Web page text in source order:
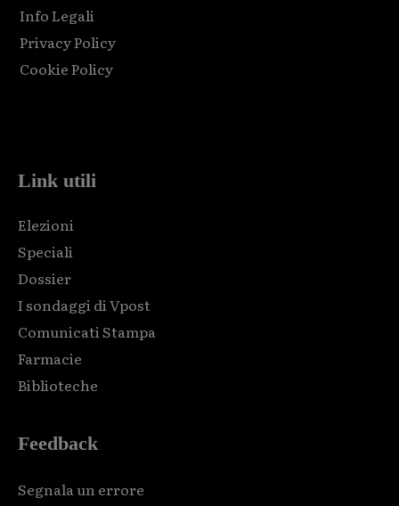
Info Legali
Privacy Policy
Cookie Policy
Link utili
Elezioni
Speciali
Dossier
I sondaggi di Vpost
Comunicati Stampa
Farmacie
Biblioteche
Feedback
Segnala un errore